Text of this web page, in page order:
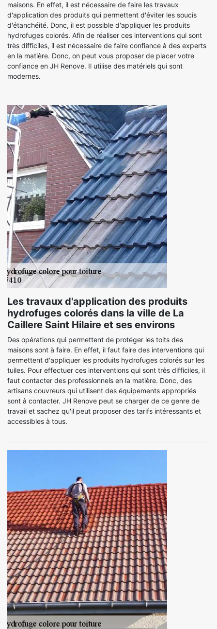
maisons. En effet, il est nécessaire de faire les travaux
d'application des produits qui permettent d'éviter les soucis
d'étanchéité. Donc, il est possible d'appliquer les produits
hydrofuges colorés. Afin de réaliser ces interventions qui sont
très difficiles, il est nécessaire de faire confiance à des experts
en la matière. Donc, on peut vous proposer de placer votre
confiance en JH Renove. Il utilise des matériels qui sont
modernes.
Les travaux d'application des produits
hydrofuges colorés dans la ville de La
Caillere Saint Hilaire et ses environs
Des opérations qui permettent de protéger les toits des
maisons sont à faire. En effet, il faut faire des interventions qui
permettent d'appliquer les produits hydrofuges colorés sur les
tuiles. Pour effectuer ces interventions qui sont très difficiles, il
faut contacter des professionnels en la matière. Donc, des
artisans couvreurs qui utilisent des équipements appropriés
sont à contacter. JH Renove peut se charger de ce genre de
travail et sachez qu'il peut proposer des tarifs intéressants et
accessibles à tous.